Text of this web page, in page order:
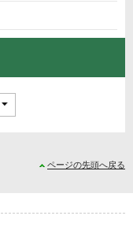
ページの先頭へ戻る